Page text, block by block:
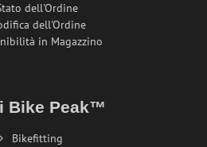
dell'Ordine
dell'Ordine
in Magazzino
Bike Peak™
Bikefitting